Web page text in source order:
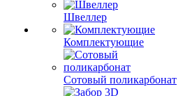
Швеллер
Комплектующие
Сотовый поликарбонат